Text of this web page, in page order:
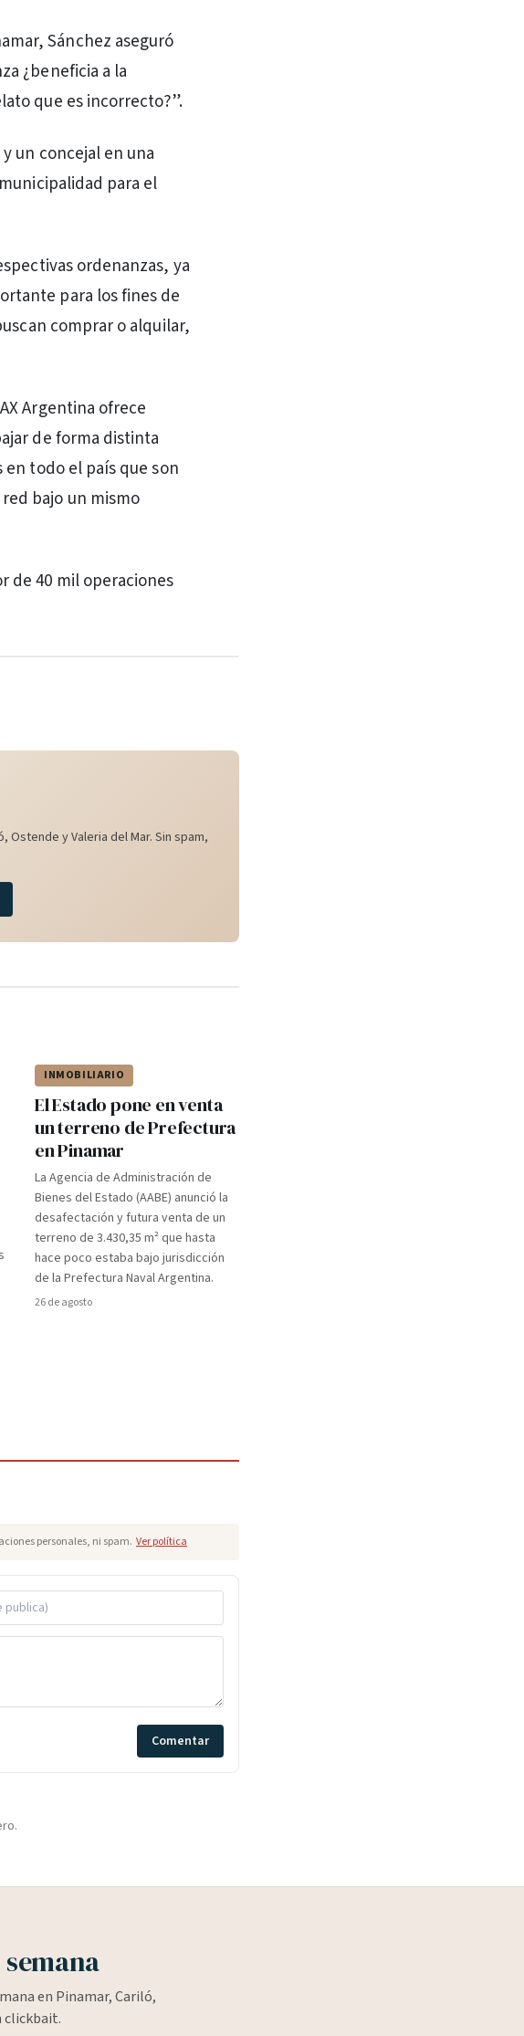
Sánchez aseguró
¿beneficia a la
que es incorrecto?”.
un concejal en una
para el
ordenanzas, ya
para los fines de
comprar o alquilar,
Argentina ofrece
de forma distinta
en todo el país que son
bajo un mismo
de 40 mil operaciones
Ostende y Valeria del Mar. Sin spam,
INMOBILIARIO
El Estado pone en venta
un terreno de Prefectura
en Pinamar
La Agencia de Administración de
Bienes del Estado (AABE) anunció la
desafectación y futura venta de un
terreno de 3.430,35 m² que hasta
hace poco estaba bajo jurisdicción
de la Prefectura Naval Argentina.
26 de agosto
personales, ni spam. Ver política
Comentar
en Pinamar, Cariló,
clickbait.